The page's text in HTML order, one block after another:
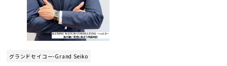
グランドセイコー-Grand Seiko